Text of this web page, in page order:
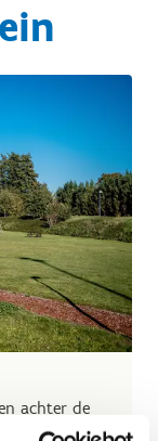
achter de